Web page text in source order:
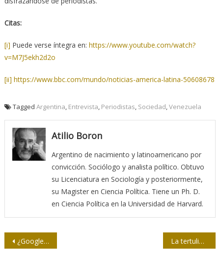
Citas:
[i] Puede verse íntegra en: https://www.youtube.com/watch?
v=M7J5ekh2d2o
[ii] https://www.bbc.com/mundo/noticias-america-latina-50608678
Tagged Argentina Entrevista Periodistas Sociedad Venezuela
Atilio Boron
Argentino de nacimiento y latinoamericano por
convicción. Sociólogo y analista político. Obtuvo
su Licenciatura en Sociología y posteriormente,
su Magister en Ciencia Política. Tiene un Ph. D.
en Ciencia Política en la Universidad de Harvard.
Navegación
¿Google tendrá que pagar a los medios de comunicación? La tertulia: ¿Revoluciones de colores en América Latina?